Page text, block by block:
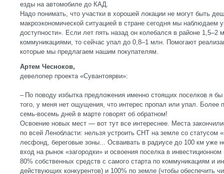
езды на автомобиле до КАД.
Надо понимать, что участки в хорошей локации не могут быть
макроэкономической ситуацией в стране сегодня мы наблюдаем
доступности». Если лет пять назад он колебался в районе 1,5–2
коммуникациями, то сейчас упал до 0,8–1 млн. Помогают
которые мы предлагаем нашим покупателям.
Артем Чесноков,
девелопер проекта «Сувантоярви»:
– По поводу избытка предложения именно стоящих поселков я
того, у меня нет ощущения, что интерес пропал или упал. Более
семь-восемь дней в марте говорят об обратном!
Освоение новых мест — вот тут все интереснее. Места
по всей Ленобласти: нельзя устроить СНТ на земле со статусом
лесфонд, береговые зоны... Осваивать в радиусе до 100 км уже
вход на рынок «загородки» и освоения поселка в
80% собственных средств с самого старта по коммуникациям и
действующих конкурентов) и 100% по земле (чтобы обеспечить